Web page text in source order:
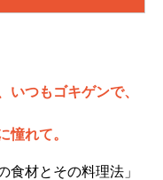
いつもゴキゲンで、
憧れて。
食材とその料理法」